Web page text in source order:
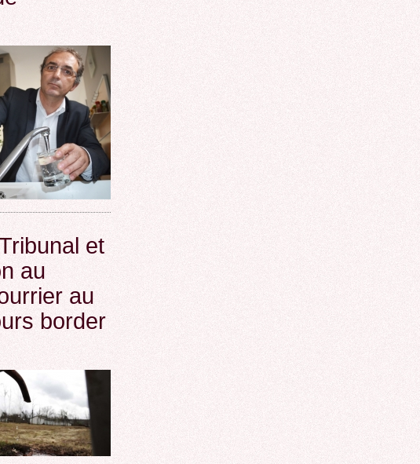
et
au
au
border